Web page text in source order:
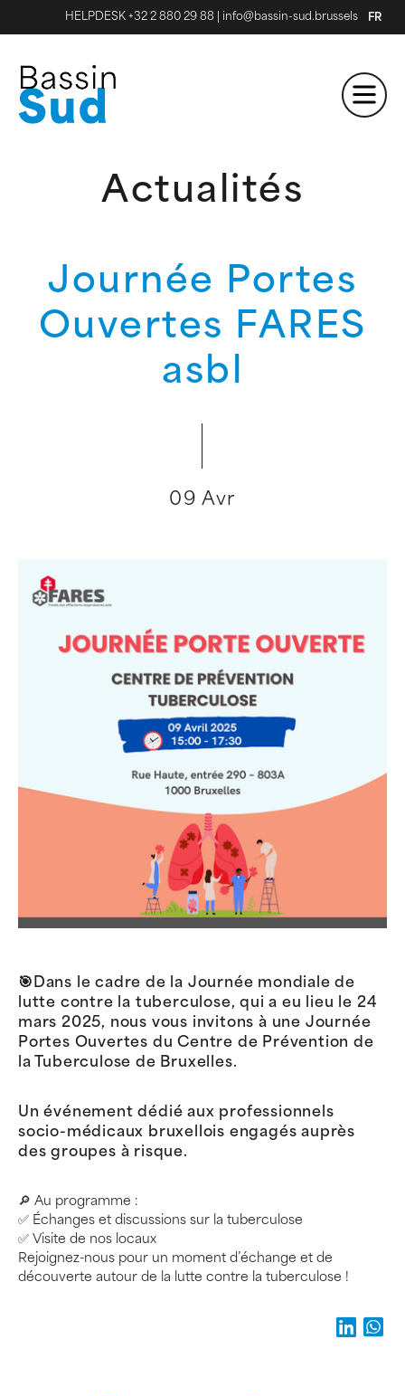
HELPDESK +32 2 880 29 88 info@bassin-sud.brussels FR
Actualités
Journée Portes
Ouvertes FARES
asbl
09 Avr
🎯Dans le cadre de la Journée mondiale de
lutte contre la tuberculose, qui a eu lieu le 24
mars 2025, nous vous invitons à une Journée
Portes Ouvertes du Centre de Prévention de
la Tuberculose de Bruxelles.
Un événement dédié aux professionnels
socio-médicaux bruxellois engagés auprès
des groupes à risque.
🔎 Au programme :
✅ Échanges et discussions sur la tuberculose
✅ Visite de nos locaux
Rejoignez-nous pour un moment d’échange et de
découverte autour de la lutte contre la tuberculose !